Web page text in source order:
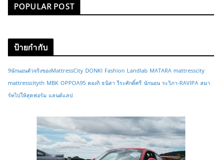
POPULAR POST
ป้ายกำกับ
9นักนอนตัวจริงของMattressCity DONKI Fashion Landlab MATARA mattresscity
mattresscityth MBK OPPOA95 ดองกิ ธนิสา วีระศักดิ์ศรี นักนอน ระวิภา-RAVIPA สมา
ร์ทไปให้สุดฟอร์ม แลนด์แลป